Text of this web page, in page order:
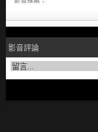
影音評論